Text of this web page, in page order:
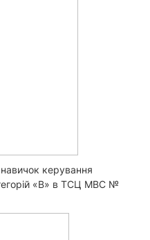
керування
«B» в ТСЦ МВС №